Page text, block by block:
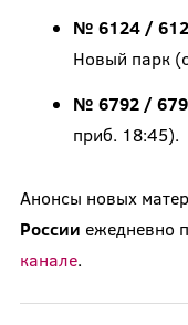
№ 6124 /
Новый парк
№ 6792 /
приб. 18:45).
Анонсы новых
России ежедневно
канале.